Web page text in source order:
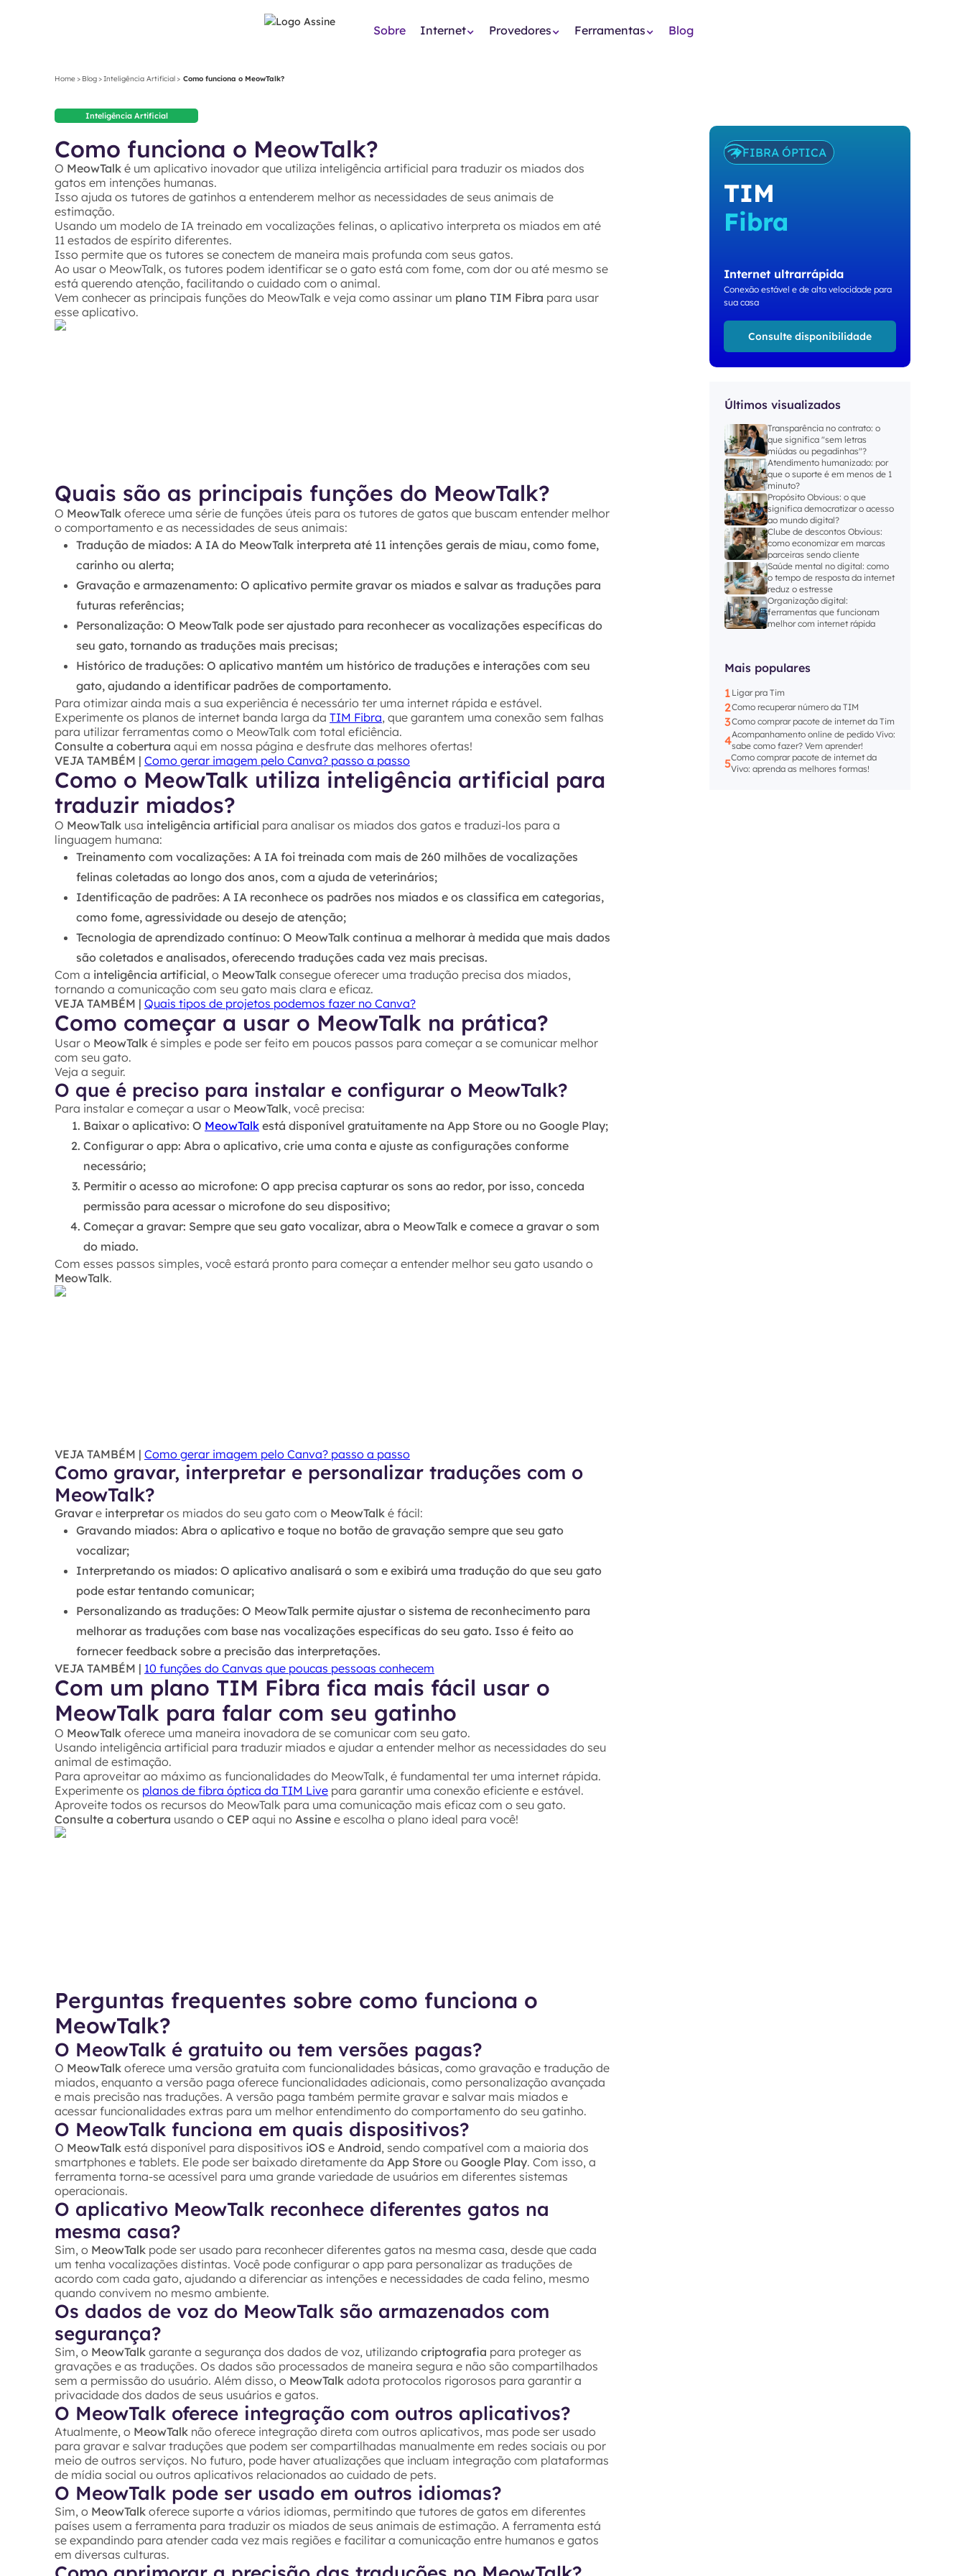
Sobre Internet Provedores Ferramentas Blog
Home> Blog>Inteligência Artificial> Como funciona o MeowTalk?
Inteligência Artificial
Como funciona o MeowTalk?
O MeowTalk é um aplicativo inovador que utiliza inteligência artificial para traduzir os miados dos
gatos em intenções humanas.
Isso ajuda os tutores de gatinhos a entenderem melhor as necessidades de seus animais de
estimação.
Usando um modelo de IA treinado em vocalizações felinas, o aplicativo interpreta os miados em até
11 estados de espírito diferentes.
Isso permite que os tutores se conectem de maneira mais profunda com seus gatos.
Ao usar o MeowTalk, os tutores podem identificar se o gato está com fome, com dor ou até mesmo se
está querendo atenção, facilitando o cuidado com o animal.
Vem conhecer as principais funções do MeowTalk e veja como assinar um plano TIM Fibra para usar
esse aplicativo.
Quais são as principais funções do MeowTalk?
O MeowTalk oferece uma série de funções úteis para os tutores de gatos que buscam entender melhor
o comportamento e as necessidades de seus animais:
Tradução de miados: A IA do MeowTalk interpreta até 11 intenções gerais de miau, como fome,
carinho ou alerta;
Gravação e armazenamento: O aplicativo permite gravar os miados e salvar as traduções para
futuras referências;
Personalização: O MeowTalk pode ser ajustado para reconhecer as vocalizações específicas do
seu gato, tornando as traduções mais precisas;
Histórico de traduções: O aplicativo mantém um histórico de traduções e interações com seu
gato, ajudando a identificar padrões de comportamento.
Para otimizar ainda mais a sua experiência é necessário ter uma internet rápida e estável.
Experimente os planos de internet banda larga da TIM Fibra, que garantem uma conexão sem falhas
para utilizar ferramentas como o MeowTalk com total eficiência.
Consulte a cobertura aqui em nossa página e desfrute das melhores ofertas!
VEJA TAMBÉM | Como gerar imagem pelo Canva? passo a passo
Como o MeowTalk utiliza inteligência artificial para
traduzir miados?
O MeowTalk usa inteligência artificial para analisar os miados dos gatos e traduzi-los para a
linguagem humana:
Treinamento com vocalizações: A IA foi treinada com mais de 260 milhões de vocalizações
felinas coletadas ao longo dos anos, com a ajuda de veterinários;
Identificação de padrões: A IA reconhece os padrões nos miados e os classifica em categorias,
como fome, agressividade ou desejo de atenção;
Tecnologia de aprendizado contínuo: O MeowTalk continua a melhorar à medida que mais dados
são coletados e analisados, oferecendo traduções cada vez mais precisas.
Com a inteligência artificial, o MeowTalk consegue oferecer uma tradução precisa dos miados,
tornando a comunicação com seu gato mais clara e eficaz.
VEJA TAMBÉM | Quais tipos de projetos podemos fazer no Canva?
Como começar a usar o MeowTalk na prática?
Usar o MeowTalk é simples e pode ser feito em poucos passos para começar a se comunicar melhor
com seu gato.
Veja a seguir.
O que é preciso para instalar e configurar o MeowTalk?
Para instalar e começar a usar o MeowTalk, você precisa:
Baixar o aplicativo: O MeowTalk está disponível gratuitamente na App Store ou no Google Play;
Configurar o app: Abra o aplicativo, crie uma conta e ajuste as configurações conforme
necessário;
Permitir o acesso ao microfone: O app precisa capturar os sons ao redor, por isso, conceda
permissão para acessar o microfone do seu dispositivo;
Começar a gravar: Sempre que seu gato vocalizar, abra o MeowTalk e comece a gravar o som
do miado.
Com esses passos simples, você estará pronto para começar a entender melhor seu gato usando o
MeowTalk.
VEJA TAMBÉM | Como gerar imagem pelo Canva? passo a passo
Como gravar, interpretar e personalizar traduções com o
MeowTalk?
Gravar e interpretar os miados do seu gato com o MeowTalk é fácil:
Gravando miados: Abra o aplicativo e toque no botão de gravação sempre que seu gato
vocalizar;
Interpretando os miados: O aplicativo analisará o som e exibirá uma tradução do que seu gato
pode estar tentando comunicar;
Personalizando as traduções: O MeowTalk permite ajustar o sistema de reconhecimento para
melhorar as traduções com base nas vocalizações específicas do seu gato. Isso é feito ao
fornecer feedback sobre a precisão das interpretações.
VEJA TAMBÉM | 10 funções do Canvas que poucas pessoas conhecem
Com um plano TIM Fibra fica mais fácil usar o
MeowTalk para falar com seu gatinho
O MeowTalk oferece uma maneira inovadora de se comunicar com seu gato.
Usando inteligência artificial para traduzir miados e ajudar a entender melhor as necessidades do seu
animal de estimação.
Para aproveitar ao máximo as funcionalidades do MeowTalk, é fundamental ter uma internet rápida.
Experimente os planos de fibra óptica da TIM Live para garantir uma conexão eficiente e estável.
Aproveite todos os recursos do MeowTalk para uma comunicação mais eficaz com o seu gato.
Consulte a cobertura usando o CEP aqui no Assine e escolha o plano ideal para você!
Perguntas frequentes sobre como funciona o
MeowTalk?
O MeowTalk é gratuito ou tem versões pagas?
O MeowTalk oferece uma versão gratuita com funcionalidades básicas, como gravação e tradução de
miados, enquanto a versão paga oferece funcionalidades adicionais, como personalização avançada
e mais precisão nas traduções. A versão paga também permite gravar e salvar mais miados e
acessar funcionalidades extras para um melhor entendimento do comportamento do seu gatinho.
O MeowTalk funciona em quais dispositivos?
O MeowTalk está disponível para dispositivos iOS e Android, sendo compatível com a maioria dos
smartphones e tablets. Ele pode ser baixado diretamente da App Store ou Google Play. Com isso, a
ferramenta torna-se acessível para uma grande variedade de usuários em diferentes sistemas
operacionais.
O aplicativo MeowTalk reconhece diferentes gatos na
mesma casa?
Sim, o MeowTalk pode ser usado para reconhecer diferentes gatos na mesma casa, desde que cada
um tenha vocalizações distintas. Você pode configurar o app para personalizar as traduções de
acordo com cada gato, ajudando a diferenciar as intenções e necessidades de cada felino, mesmo
quando convivem no mesmo ambiente.
Os dados de voz do MeowTalk são armazenados com
segurança?
Sim, o MeowTalk garante a segurança dos dados de voz, utilizando criptografia para proteger as
gravações e as traduções. Os dados são processados de maneira segura e não são compartilhados
sem a permissão do usuário. Além disso, o MeowTalk adota protocolos rigorosos para garantir a
privacidade dos dados de seus usuários e gatos.
O MeowTalk oferece integração com outros aplicativos?
Atualmente, o MeowTalk não oferece integração direta com outros aplicativos, mas pode ser usado
para gravar e salvar traduções que podem ser compartilhadas manualmente em redes sociais ou por
meio de outros serviços. No futuro, pode haver atualizações que incluam integração com plataformas
de mídia social ou outros aplicativos relacionados ao cuidado de pets.
O MeowTalk pode ser usado em outros idiomas?
Sim, o MeowTalk oferece suporte a vários idiomas, permitindo que tutores de gatos em diferentes
países usem a ferramenta para traduzir os miados de seus animais de estimação. A ferramenta está
se expandindo para atender cada vez mais regiões e facilitar a comunicação entre humanos e gatos
em diversas culturas.
FIBRA ÓPTICA
TIM
Fibra
Internet ultrarrápida
Conexão estável e de alta velocidade para
sua casa
Consulte disponibilidade
Últimos visualizados
Transparência no contrato: o
que significa "sem letras
miúdas ou pegadinhas"?
Atendimento humanizado: por
que o suporte é em menos de 1
minuto?
Propósito Obvious: o que
significa democratizar o acesso
ao mundo digital?
Clube de descontos Obvious:
como economizar em marcas
parceiras sendo cliente
Saúde mental no digital: como
o tempo de resposta da internet
reduz o estresse
Organização digital:
ferramentas que funcionam
melhor com internet rápida
Mais populares
1 Ligar pra Tim
2Como recuperar número da TIM
3Como comprar pacote de internet da Tim
4Acompanhamento online de pedido Vivo:
sabe como fazer? Vem aprender!
5Como comprar pacote de internet da
Vivo: aprenda as melhores formas!